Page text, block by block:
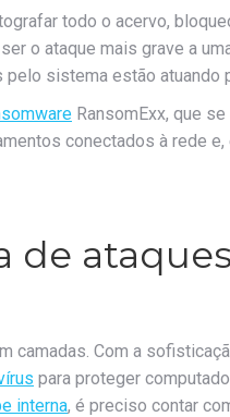
todo o acervo,
o ataque mais grave a
sistema estão atuando
RansomExx, que
conectados à rede
de ataques
camadas. Com a
para proteger
interna, é preciso contar